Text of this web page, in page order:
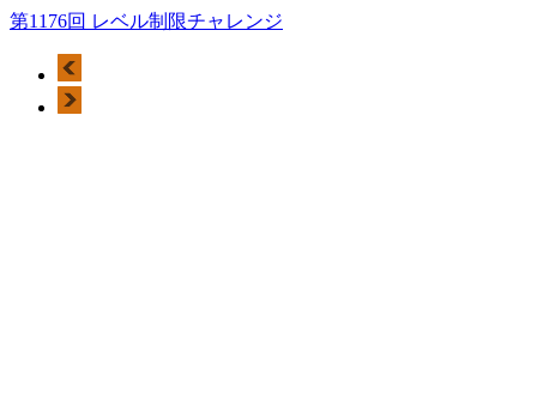
第1176回 レベル制限チャレンジ